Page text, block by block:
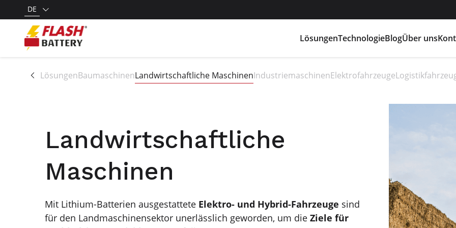
DE
LösungenTechnologieBlogÜber uns
Alle LösungenBaumaschinenLandwirtschaftliche MaschinenIndustriemaschinenElektrofahrzeuge
Landwirtschaftliche
Maschinen
Mit Lithium-Batterien ausgestattete Elektro- und Hybrid-Fahrzeuge sind
für den Landmaschinensektor unerlässlich geworden, um die Ziele für